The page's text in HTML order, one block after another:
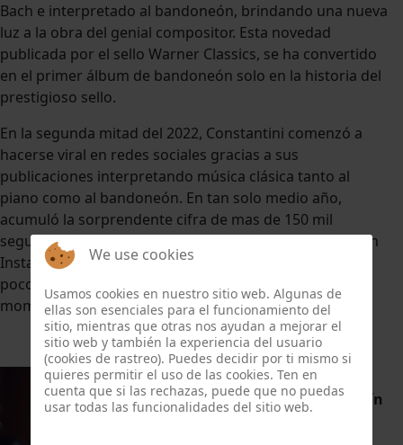
Bach e interpretado al bandoneón, brindando una nueva
luz a la obra del genial compositor. Esta novedad
publicada por el sello Warner Classics, se ha convertido
en el primer álbum de bandoneón solo en la historia del
prestigioso sello.
En la segunda mitad del 2022, Constantini comenzó a
hacerse viral en redes sociales gracias a sus
publicaciones interpretando música clásica tanto al
piano como al bandoneón. En tan solo medio año,
acumuló la sorprendente cifra de mas de 150 mil
seguidores a través de sus plataformas (120 mil solo en
Instagram), y millones de reproducciones, algo que
pocos artistas clásicos han podido hacer hasta el
momento.
MIRIAM
HONTANA, violín
We use cookies
Usamos cookies en nuestro sitio web. Algunas de
ellas son esenciales para el funcionamiento del
sitio, mientras que otras nos ayudan a mejorar el
sitio web y también la experiencia del usuario
(cookies de rastreo). Puedes decidir por ti mismo si
quieres permitir el uso de las cookies. Ten en
cuenta que si las rechazas, puede que no puedas
usar todas las funcionalidades del sitio web.